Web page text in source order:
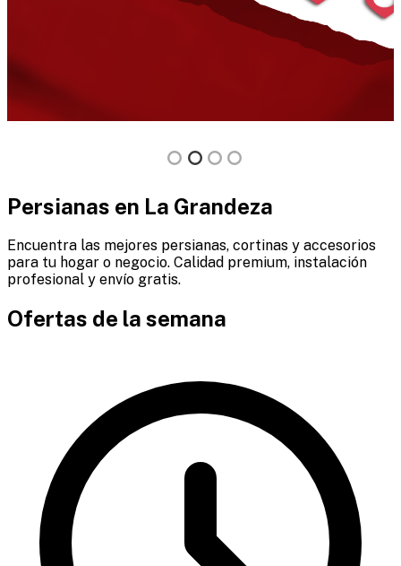
Persianas en La Grandeza
Encuentra las mejores persianas, cortinas y accesorios
para tu hogar o negocio. Calidad premium, instalación
profesional y envío gratis.
Ofertas de la semana